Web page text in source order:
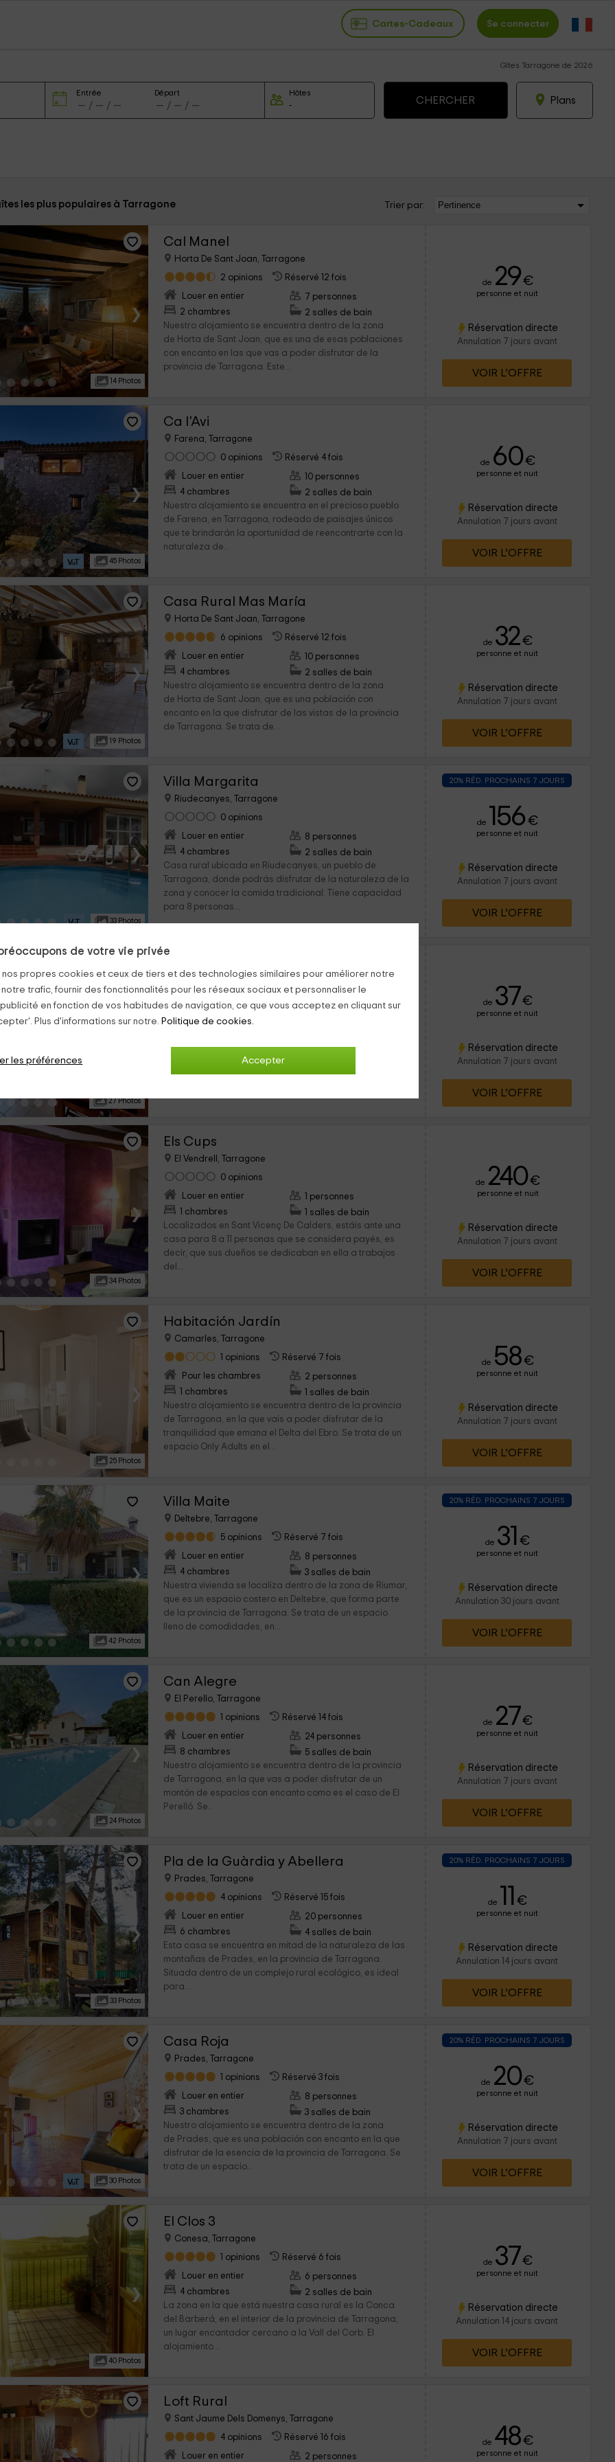
de votre vie privée
nos propres cookies et ceux de tiers et des technologies similaires pour améliorer notre
trafic, fournir des fonctionnalités pour les réseaux sociaux et personnaliser le
en fonction de vos habitudes de navigation, ce que vous acceptez en cliquant sur
Plus d'informations sur notre. Politique de cookies.
Accepter
les préférences
Cartes-Cadeaux Se connecter
Gîtes Tarragone de 2026
Entrée Départ Hôtes
Plans
les plus populaires à Tarragone Trier par:
›
14 Photos
Cal Manel
Horta De Sant Joan, Tarragone
2 opinions
Réservé 12 fois
Louer en entier
2 chambres
7 personnes
2 salles de bain
Nuestro alojamiento se encuentra dentro de la zona
de Horta de Sant Joan, que es una de esas poblaciones
con encanto en las que vas a poder disfrutar de la
provincia de Tarragona. Este...
de 29€
personne et nuit
Réservation directe
Annulation 7 jours avant
VOIR L’OFFRE
›
45 Photos
Ca l'Avi
Farena, Tarragone
0 opinions
Réservé 4 fois
Louer en entier
4 chambres
10 personnes
2 salles de bain
Nuestro alojamiento se encuentra en el precioso pueblo
de Farena, en Tarragona, rodeado de paisajes únicos
que te brindarán la oportunidad de reencontrarte con la
naturaleza de...
de 60€
personne et nuit
Réservation directe
Annulation 7 jours avant
VOIR L’OFFRE
›
19 Photos
Casa Rural Mas María
Horta De Sant Joan, Tarragone
6 opinions
Réservé 12 fois
Louer en entier
4 chambres
10 personnes
2 salles de bain
Nuestro alojamiento se encuentra dentro de la zona
de Horta de Sant Joan, que es una población con
encanto en la que disfrutar de las vistas de la provincia
de Tarragona. Se trata de...
de 32€
personne et nuit
Réservation directe
Annulation 7 jours avant
VOIR L’OFFRE
›
33 Photos
Villa Margarita
Riudecanyes, Tarragone
0 opinions
Louer en entier
4 chambres
8 personnes
2 salles de bain
Casa rural ubicada en Riudecanyes, un pueblo de
Tarragona, donde podrás disfrutar de la naturaleza de la
zona y conocer la comida tradicional. Tiene capacidad
para 8 personas...
20% RÉD. PROCHAINS 7 JOURS
de 156 €
personne et nuit
Réservation directe
Annulation 7 jours avant
VOIR L’OFFRE
›
27 Photos
Conesa, Tarragone
Réservé 4 fois
Louer en entier
Nuestros 5 alojamientos rurales están situados a la
entrada de Conesa, en el interior de la comarca Conca
de Barberá. Este alojamiento es el indicado para 3...
de 37€
personne et nuit
Réservation directe
Annulation 7 jours avant
VOIR L’OFFRE
›
34 Photos
Els Cups
El Vendrell, Tarragone
0 opinions
Louer en entier
1 chambres
1 personnes
1 salles de bain
Localizados en Sant Vicenç De Calders, estáis ante una
casa para 8 a 11 personas que se considera payés, es
decir, que sus dueños se dedicaban en ella a trabajos
del...
de 240€
personne et nuit
Réservation directe
Annulation 7 jours avant
VOIR L’OFFRE
›
25 Photos
Habitación Jardín
Camarles, Tarragone
1 opinions
Réservé 7 fois
Pour les chambres
1 chambres
2 personnes
1 salles de bain
Nuestro alojamiento se encuentra dentro de la provincia
de Tarragona, en la que vais a poder disfrutar de la
tranquilidad que emana el Delta del Ebro. Se trata de un
espacio Only Adults en el...
de 58€
personne et nuit
Réservation directe
Annulation 7 jours avant
VOIR L’OFFRE
›
42 Photos
Villa Maite
Deltebre, Tarragone
5 opinions
Réservé 7 fois
Louer en entier
4 chambres
8 personnes
3 salles de bain
Nuestra vivienda se localiza dentro de la zona de Riumar,
que es un espacio costero en Deltebre, que forma parte
de la provincia de Tarragona. Se trata de un espacio
lleno de comodidades, en...
20% RÉD. PROCHAINS 7 JOURS
de 31 €
personne et nuit
Réservation directe
Annulation 30 jours avant
VOIR L’OFFRE
›
24 Photos
Can Alegre
El Perello, Tarragone
1 opinions
Réservé 14 fois
Louer en entier
8 chambres
24 personnes
5 salles de bain
Nuestro alojamiento se encuentra dentro de la provincia
de Tarragona, en la que vas a poder disfrutar de un
montón de espacios con encanto como es el caso de El
Perelló. Se...
de 27€
personne et nuit
Réservation directe
Annulation 7 jours avant
VOIR L’OFFRE
›
33 Photos
Pla de la Guàrdia y Abellera
Prades, Tarragone
4 opinions
Réservé 15 fois
Louer en entier
6 chambres
20 personnes
4 salles de bain
Esta casa se encuentra en mitad de la naturaleza de las
montañas de Prades, en la provincia de Tarragona.
Situada dentro de un complejo rural ecológico, es ideal
para...
20% RÉD. PROCHAINS 7 JOURS
de 11 €
personne et nuit
Réservation directe
Annulation 14 jours avant
VOIR L’OFFRE
›
30 Photos
Casa Roja
Prades, Tarragone
1 opinions
Réservé 3 fois
Louer en entier
3 chambres
8 personnes
3 salles de bain
Nuestro alojamiento se encuentra dentro de la zona
de Prades, que es una población con encanto en la que
disfrutar de la esencia de la provincia de Tarragona. Se
trata de un espacio...
20% RÉD. PROCHAINS 7 JOURS
de 20€
personne et nuit
Réservation directe
Annulation 7 jours avant
VOIR L’OFFRE
›
40 Photos
El Clos 3
Conesa, Tarragone
1 opinions
Réservé 6 fois
Louer en entier
4 chambres
6 personnes
2 salles de bain
La zona en la que está nuestra casa rural es la Conca
del Barberá, en el interior de la provincia de Tarragona,
un lugar encantador cercano a la Vall del Corb. El
alojamiento...
de 37€
personne et nuit
Réservation directe
Annulation 14 jours avant
VOIR L’OFFRE
Loft Rural
Sant Jaume Dels Domenys, Tarragone
4 opinions
Réservé 16 fois
Louer en entier
2 personnes
de 48€
personne et nuit